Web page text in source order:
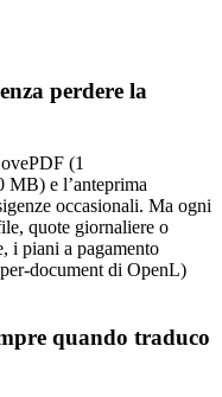
perdere la
(1
MB) e l’anteprima
occasionali. Ma ogni
quote giornaliere o
i piani a pagamento
document di OpenL)
quando traduco